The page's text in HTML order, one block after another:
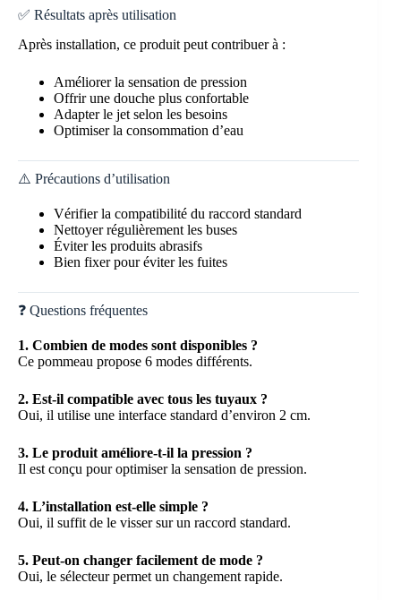
✅ Résultats après utilisation
Après installation, ce produit peut contribuer à :
Améliorer la sensation de pression
Offrir une douche plus confortable
Adapter le jet selon les besoins
Optimiser la consommation d’eau
⚠️ Précautions d’utilisation
Vérifier la compatibilité du raccord standard
Nettoyer régulièrement les buses
Éviter les produits abrasifs
Bien fixer pour éviter les fuites
❓ Questions fréquentes
1. Combien de modes sont disponibles ?
Ce pommeau propose 6 modes différents.
2. Est-il compatible avec tous les tuyaux ?
Oui, il utilise une interface standard d’environ 2 cm.
3. Le produit améliore-t-il la pression ?
Il est conçu pour optimiser la sensation de pression.
4. L’installation est-elle simple ?
Oui, il suffit de le visser sur un raccord standard.
5. Peut-on changer facilement de mode ?
Oui, le sélecteur permet un changement rapide.